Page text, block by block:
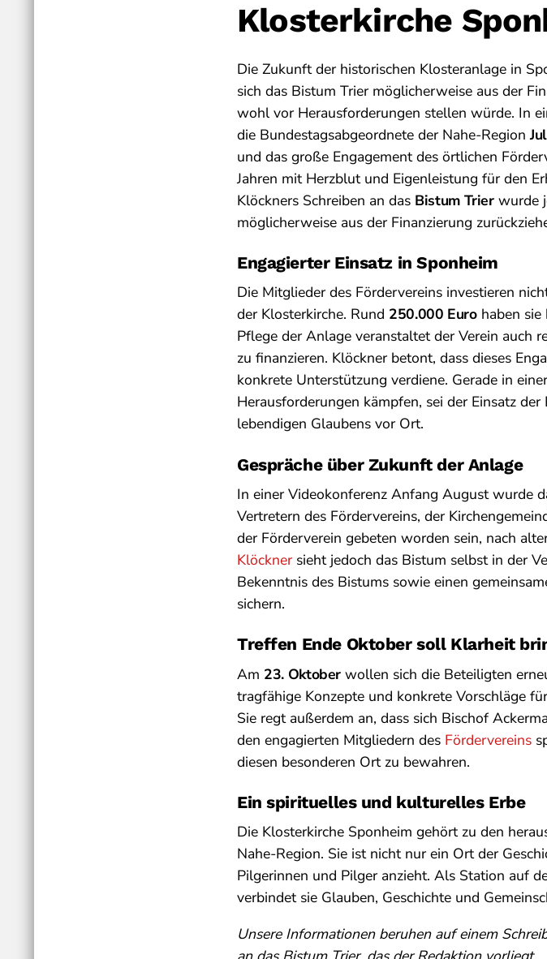
Klosterkirche
Die Zukunft der historischen Klosteranlage in
sich das Bistum Trier möglicherweise aus der
wohl vor Herausforderungen stellen würde. In
die Bundestagsabgeordnete der Nahe-Region
und das große Engagement des örtlichen
Jahren mit Herzblut und Eigenleistung für den
Klöckners Schreiben an das Bistum Trierwurde
möglicherweise aus der Finanzierung
Engagierter Einsatz in Sponheim
Die Mitglieder des Fördervereins investieren
der Klosterkirche. Rund 250.000 Eurohaben sie
Pflege der Anlage veranstaltet der Verein auch
zu finanzieren. Klöckner betont, dass dieses
konkrete Unterstützung verdiene. Gerade in
Herausforderungen kämpfen, sei der Einsatz
lebendigen Glaubens vor Ort.
Gespräche über Zukunft der Anlage
In einer Videokonferenz Anfang August wurde
Vertretern des Fördervereins, der
der Förderverein gebeten worden sein, nach
Klöckner sieht jedoch das Bistum selbst in der
Bekenntnis des Bistums sowie einen
sichern.
Treffen Ende Oktober soll Klarheit
Am 23. Oktober wollen sich die Beteiligten
tragfähige Konzepte und konkrete Vorschläge
Sie regt außerdem an, dass sich Bischof
den engagierten Mitgliedern des Fördervereins
diesen besonderen Ort zu bewahren.
Ein spirituelles und kulturelles Erbe
Die Klosterkirche Sponheim gehört zu den
Nahe-Region. Sie ist nicht nur ein Ort der
Pilgerinnen und Pilger anzieht. Als Station auf
verbindet sie Glauben, Geschichte und
Unsere Informationen beruhen auf einem